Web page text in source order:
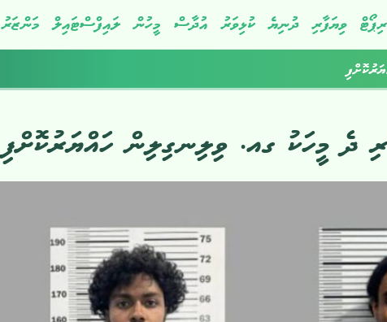
ރިޕޯޓް ވިޔަފާރި ދުނިޔެ ކުޅިވަރު އުދާސް މީހުން ލައިފްސްޓައިލް މަންޒަރު
ދެ މީހަކު ގއ. ވިލިނގިލިން ހައްޔަރުކޮށްފި